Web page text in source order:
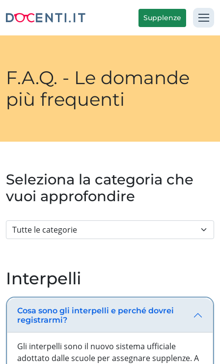
Supplenze
F.A.Q. - Le domande
più frequenti
Seleziona la categoria che
vuoi approfondire
Interpelli
Cosa sono gli interpelli e perché dovrei
registrarmi?
Gli interpelli sono il nuovo sistema ufficiale
adottato dalle scuole per assegnare supplenze. A